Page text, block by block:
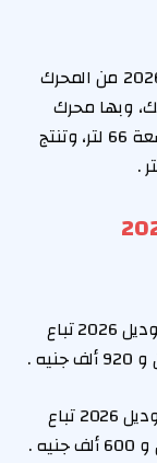
تنقل قوة سيارة مرسيدس E 200 موديل 2026 من المحرك
وبها محرك
سعة 2000 سي سي تيربو، وخزان وقود سعة 66 لتر، وتنتج
الفئة الأولي من سيارة مرسيدس E 200 موديل 2026 تباع
الفئة الثانية من سيارة مرسيدس E 200 موديل 2026 تباع